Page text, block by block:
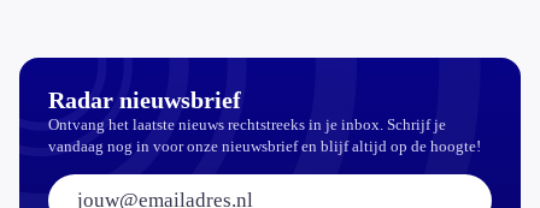
Radar nieuwsbrief
Ontvang het laatste nieuws rechtstreeks in je inbox. Schrijf je
vandaag nog in voor onze nieuwsbrief en blijf altijd op de hoogte!
E-mailadres: